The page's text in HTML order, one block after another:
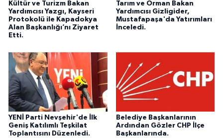
Kültür ve Turizm Bakan
Yardımcısı Yazgı, Kayseri
Protokolü ile Kapadokya
Alan Başkanlığı’nı Ziyaret
Etti.
Tarım ve Orman Bakan
Yardımcısı Gizligider,
Mustafapaşa'da Yatırımları
İnceledi.
YENİ Parti Nevşehir'de İlk
Geniş Katılımlı Teşkilat
Toplantısını Düzenledi.
Belediye Başkanlarının
Ardından Gözler CHP İlçe
Başkanlarında.